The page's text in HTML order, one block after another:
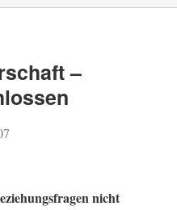
–
nicht